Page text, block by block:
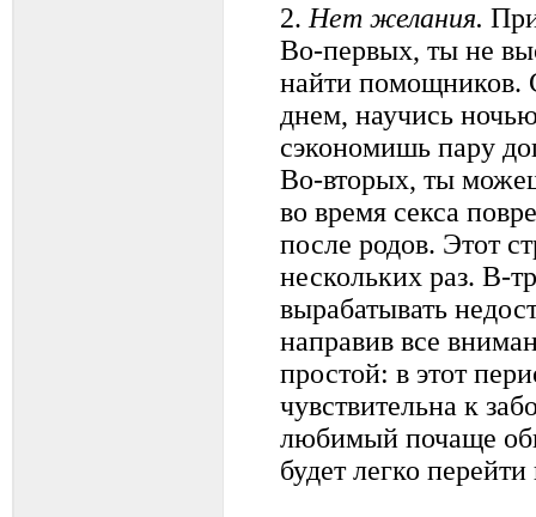
2. Нет желания.
Во-первых, ты не
найти
днем, научись
сэкономишь пару
Во-вторых, ты
во время секса
после родов. Этот
нескольких раз. В-
вырабатывать
направив все
простой: в этот
чувствительна к
любимый почаще
будет легко